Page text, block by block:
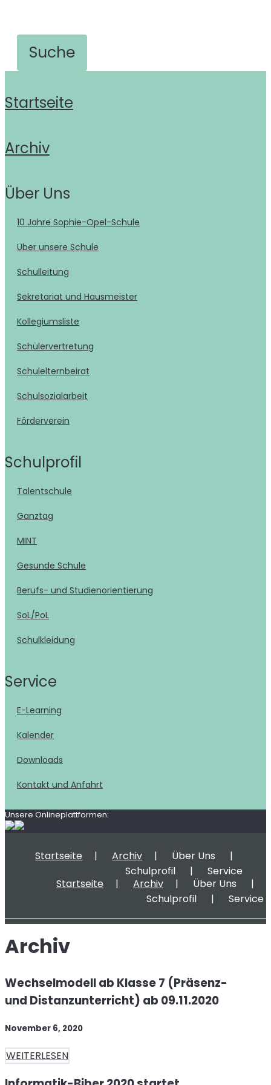
Startseite
Archiv
Über Uns
10 Jahre Sophie-Opel-Schule
Über unsere Schule
Schulleitung
Sekretariat und Hausmeister
Kollegiumsliste
Schülervertretung
Schulelternbeirat
Schulsozialarbeit
Förderverein
Schulprofil
Talentschule
Ganztag
MINT
Gesunde Schule
Berufs- und Studienorientierung
SoL/PoL
Schulkleidung
Service
E-Learning
Kalender
Downloads
Kontakt und Anfahrt
Unsere Onlineplattformen:
Startseite Archiv
Über Uns
Schulprofil
Service
Startseite
Archiv
Über Uns
Schulprofil
Service
Archiv
Wechselmodell ab Klasse 7 (Präsenz-
und Distanzunterricht) ab 09.11.2020
November 6, 2020
WEITERLESEN